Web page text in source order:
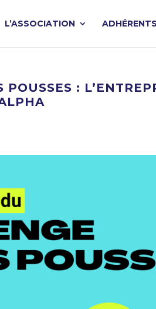
L’ASSOCIATION ADHÉRENTS
: